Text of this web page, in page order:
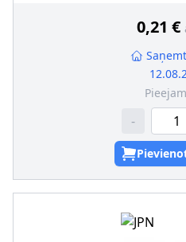
Kaste
Montāža/demontāža jāveic
Kvēlspuldzes cokola
0,21 €
-